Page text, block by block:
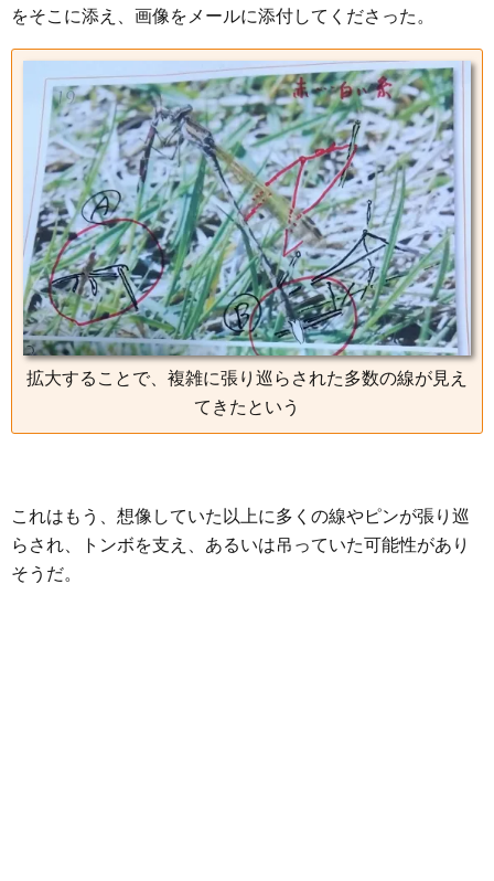
をそこに添え、画像をメールに添付してくださった。
拡大することで、複雑に張り巡らされた多数の線が見え
てきたという
これはもう、想像していた以上に多くの線やピンが張り巡
らされ、トンボを支え、あるいは吊っていた可能性があり
そうだ。